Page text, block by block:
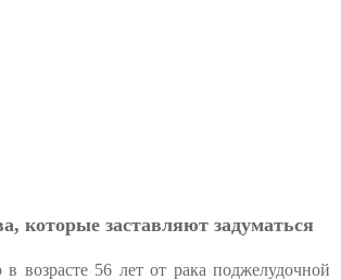
которые заставляют задуматься
возрасте 56 лет от рака поджелудочной